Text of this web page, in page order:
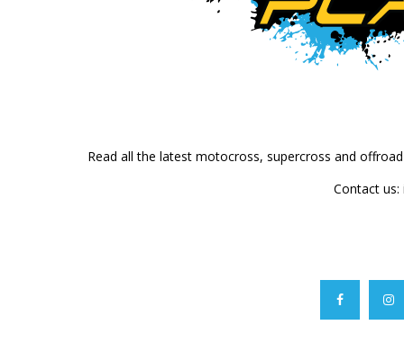
Read all the latest motocross, supercross and
Contact us: